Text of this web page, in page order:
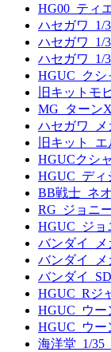
HG00_ティ
ハセガワ_1/
ハセガワ_1/
ハセガワ_1/
HGUC_クシ
旧キットモ
MG_ターン
ハセガワ_
旧キット_
HGUCクシ
HGUC_ディ
BB戦士_ネ
RG_ジョニ
HGUC_ジ
バンダイ_
バンダイ_
バンダイ
HGUC_Rジ
HGUC_ウー
HGUC_ウ
海洋堂_1/